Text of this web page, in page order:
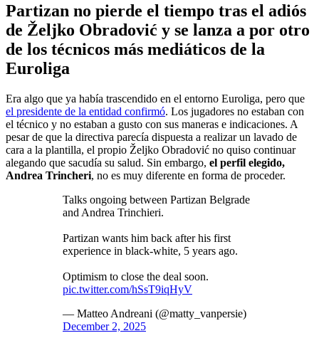
Partizan no pierde el tiempo tras el adiós
de Željko Obradović y se lanza a por otro
de los técnicos más mediáticos de la
Euroliga
Era algo que ya había trascendido en el entorno Euroliga, pero que
el presidente de la entidad confirmó. Los jugadores no estaban con
el técnico y no estaban a gusto con sus maneras e indicaciones. A
pesar de que la directiva parecía dispuesta a realizar un lavado de
cara a la plantilla, el propio Željko Obradović no quiso continuar
alegando que sacudía su salud. Sin embargo, el perfil elegido,
Andrea Trincheri, no es muy diferente en forma de proceder.
Talks ongoing between Partizan Belgrade
and Andrea Trinchieri.
Partizan wants him back after his first
experience in black-white, 5 years ago.
Optimism to close the deal soon.
pic.twitter.com/hSsT9iqHyV
— Matteo Andreani (@matty_vanpersie)
December 2, 2025